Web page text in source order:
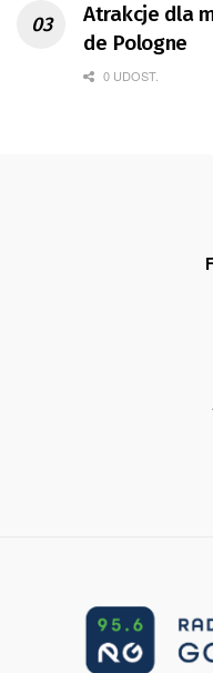
Atrakcje dla
de Pologne
0 UDOST.